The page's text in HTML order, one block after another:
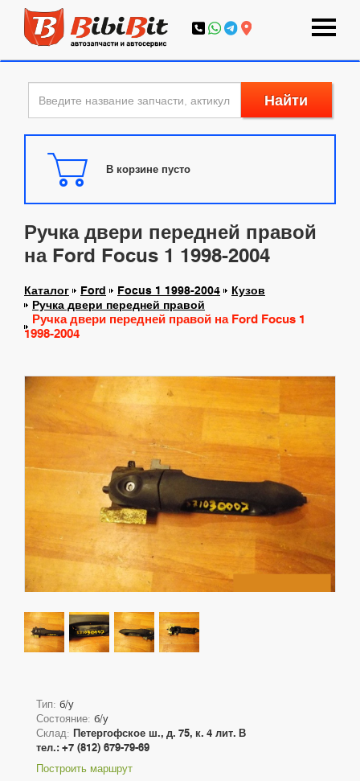
Найти
В корзине пусто
Ручка двери передней правой
на Ford Focus 1 1998-2004
Каталог Ford Focus 1 1998-2004
Кузов
Ручка двери передней правой
Ручка двери передней правой на Ford Focus 1
1998-2004
Тип: б/у
Состояние: б/у
Склад: Петергофское ш., д. 75, к. 4 лит. В
тел.: +7 (812) 679-79-69
Построить маршрут